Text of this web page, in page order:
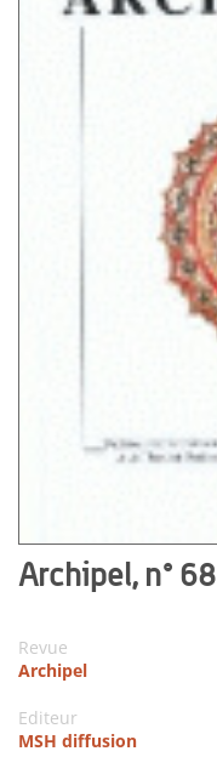
Archipel, n° 68
Revue
Archipel
Editeur
MSH diffusion